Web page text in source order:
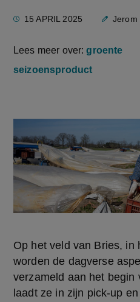
15 APRIL 2025 Jerom
Lees meer over:groente
seizoensproduct
Op het veld van Bries, in
worden de dagverse
verzameld aan het begin
laadt ze in zijn pick-up